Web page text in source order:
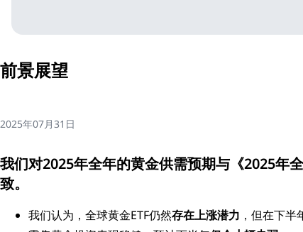
前景展望
2025年07月31日
我们对2025年全年的黄金供需预期与 《2025年
致。
我们认为，全球黄金ETF仍然存在上涨潜力 ，但在下半